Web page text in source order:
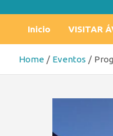
Inicio VISITAR
Home Eventos